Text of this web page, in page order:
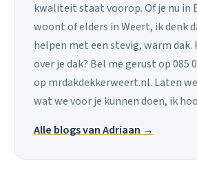
kwaliteit staat voorop. Of je nu in
woont of elders in Weert, ik denk
helpen met een stevig, warm dak.
over je dak? Bel me gerust op 085
op mrdakdekkerweert.nl. Laten
wat we voor je kunnen doen, ik
Alle blogs van Adriaan →